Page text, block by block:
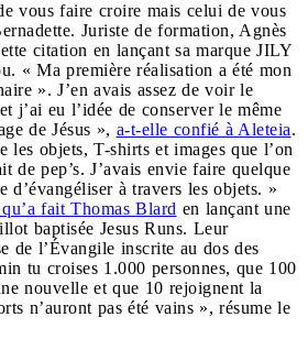
vous faire croire mais celui de vous
Juriste de formation, Agnès
citation en lançant sa marque JILY
« Ma première réalisation a été mon
». J’en avais assez de voir le
j’ai eu l’idée de conserver le même
de Jésus », a-t-elle confié à Aleteia.
les objets, T-shirts et images que l’on
de pep’s. J’avais envie faire quelque
d’évangéliser à travers les objets. »
fait Thomas Blard en lançant une
baptisée Jesus Runs. Leur
de l’Évangile inscrite au dos des
tu croises 1.000 personnes, que 100
nouvelle et que 10 rejoignent la
n’auront pas été vains », résume le